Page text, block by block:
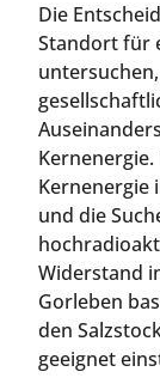
Die
Standort für
Kernenergie
und die
Widerstand
Gorleben
den
geeignet